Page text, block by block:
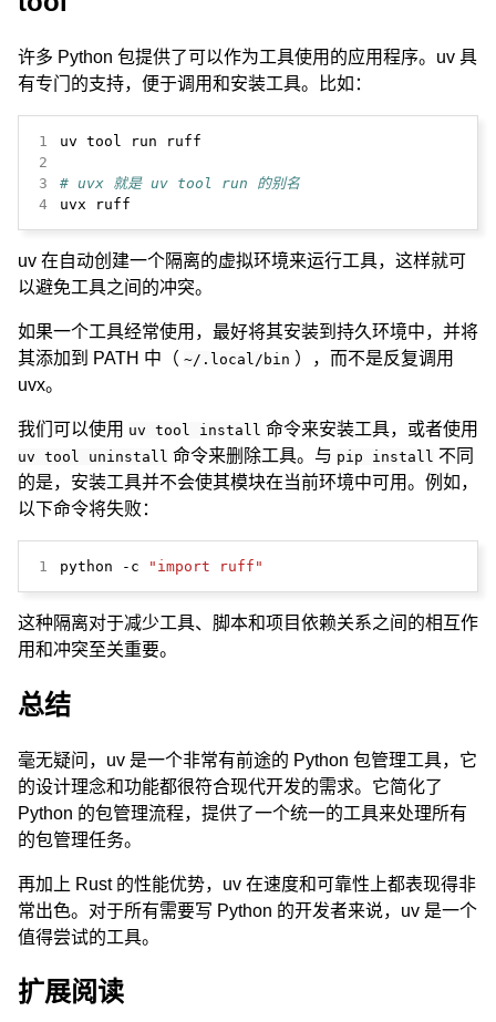
许多 Python 包提供了可以作为工具使用的应用程序。uv 具
有专门的支持，便于调用和安装工具。比如：
1
2
3
# uvx 就是 uv tool run 的别名
4
uvx ruff
uv 在自动创建一个隔离的虚拟环境来运行工具，这样就可
以避免工具之间的冲突。
如果一个工具经常使用，最好将其安装到持久环境中，并将
其添加到 PATH 中（ ~/.local/bin ），而不是反复调用
uvx。
我们可以使用 uv tool install 命令来安装工具，或者使用
uv tool uninstall 命令来删除工具。与 pip install 不同
的是，安装工具并不会使其模块在当前环境中可用。例如，
以下命令将失败：
1 python -c "import ruff"
这种隔离对于减少工具、脚本和项目依赖关系之间的相互作
用和冲突至关重要。
总结
毫无疑问，uv 是一个非常有前途的 Python 包管理工具，它
的设计理念和功能都很符合现代开发的需求。它简化了
Python 的包管理流程，提供了一个统一的工具来处理所有
的包管理任务。
再加上 Rust 的性能优势，uv 在速度和可靠性上都表现得非
常出色。对于所有需要写 Python 的开发者来说，uv 是一个
值得尝试的工具。
扩展阅读